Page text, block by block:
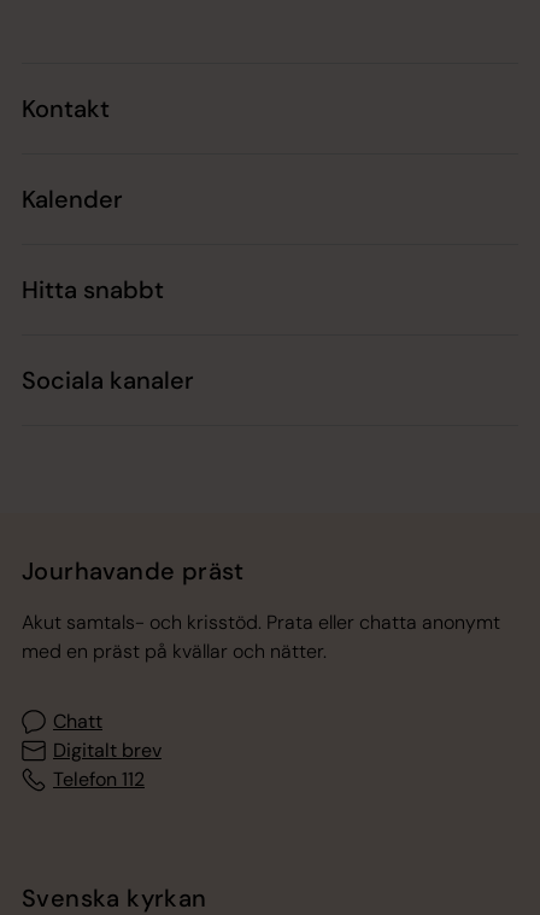
Kontakt
Kalender
Hitta snabbt
Sociala kanaler
Jourhavande präst
Akut samtals- och krisstöd. Prata eller chatta anonymt
med en präst på kvällar och nätter.
Chatt
Digitalt brev
Telefon 112
Svenska kyrkan